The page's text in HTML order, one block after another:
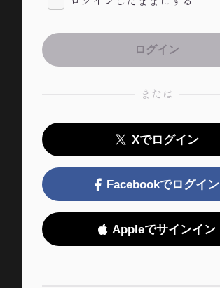
または
Xでログイン
Facebookでログイン
Appleでサインイン